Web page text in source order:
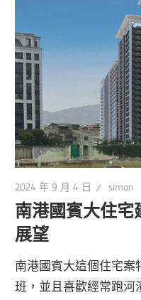
2024 年 9 月 4 日 simon
南港國賓大住宅
展望
南港國賓大這個住宅案
班，並且喜歡經常跑河